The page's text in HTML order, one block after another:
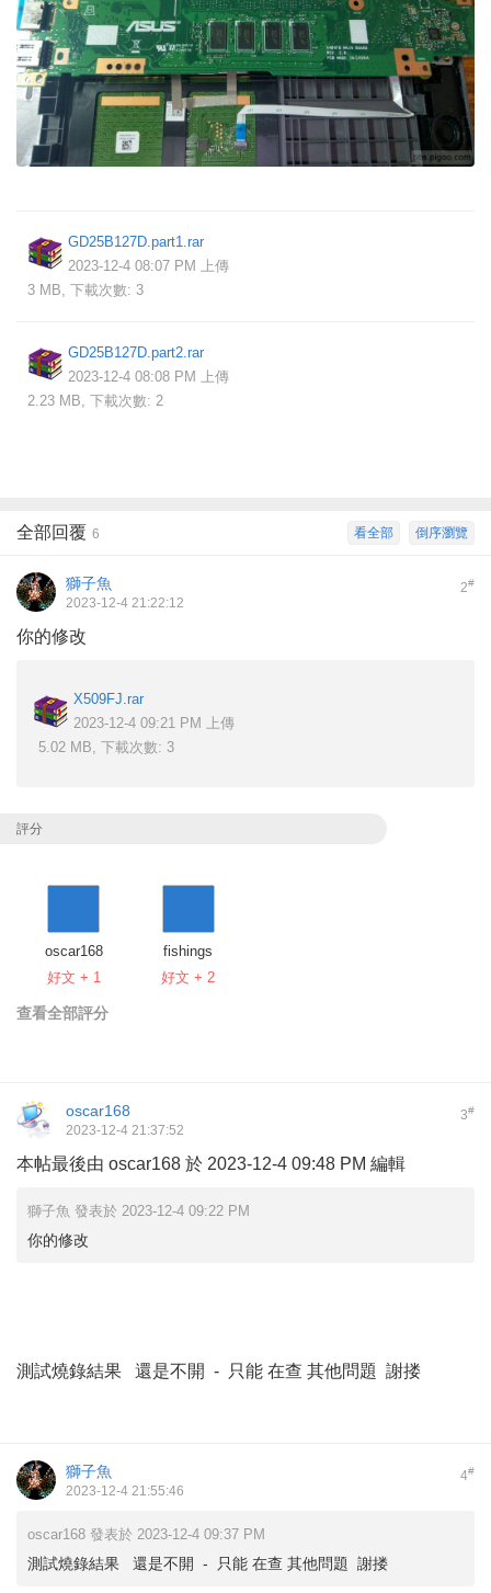
GD25B127D.part1.rar
2023-12-4 08:07 PM 上傳
3 MB, 下載次數: 3
GD25B127D.part2.rar
2023-12-4 08:08 PM 上傳
2.23 MB, 下載次數: 2
倒序瀏覽
看全部
全部回覆 6
2#
獅子魚
2023-12-4 21:22:12
你的修改
X509FJ.rar
2023-12-4 09:21 PM 上傳
5.02 MB, 下載次數: 3
評分
oscar168
好文 + 1
fishings
好文 + 2
查看全部評分
3#
oscar168
2023-12-4 21:37:52
本帖最後由 oscar168 於 2023-12-4 09:48 PM 編輯
獅子魚 發表於 2023-12-4 09:22 PM
你的修改
測試燒錄結果 還是不開 - 只能 在查 其他問題 謝搂
4#
獅子魚
2023-12-4 21:55:46
oscar168 發表於 2023-12-4 09:37 PM
測試燒錄結果 還是不開 - 只能 在查 其他問題 謝搂